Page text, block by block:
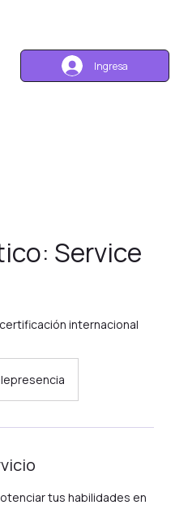
Ingresa
Service
internacional
tus habilidades en